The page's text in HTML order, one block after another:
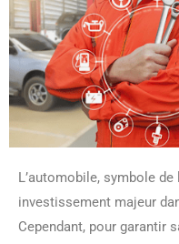
L’automobile, symbole
investissement majeur
Cependant, pour garantir